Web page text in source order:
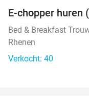
E-chopper huren
Bed & Breakfast
Rhenen
Verkocht: 40